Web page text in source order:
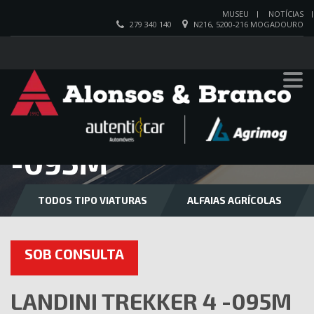
MUSEU
NOTÍCIAS
N216, 5200-216 MOGADOURO
279 340 140
LANDINI TREKKER 4
-095M
TODOS TIPO VIATURAS ALFAIAS AGRÍCOLAS
SOB CONSULTA
LANDINI TREKKER 4 -095M